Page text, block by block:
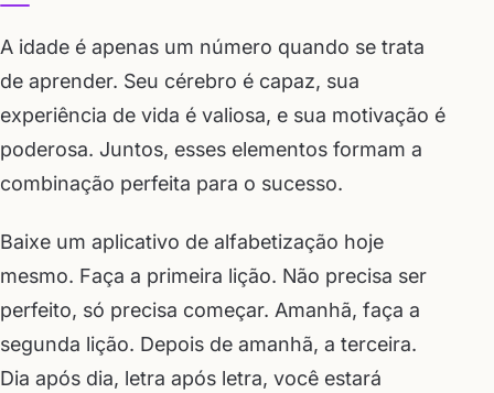
A idade é apenas um número quando se trata
de aprender. Seu cérebro é capaz, sua
experiência de vida é valiosa, e sua motivação é
poderosa. Juntos, esses elementos formam a
combinação perfeita para o sucesso.
Baixe um aplicativo de alfabetização hoje
mesmo. Faça a primeira lição. Não precisa ser
perfeito, só precisa começar. Amanhã, faça a
segunda lição. Depois de amanhã, a terceira.
Dia após dia, letra após letra, você estará